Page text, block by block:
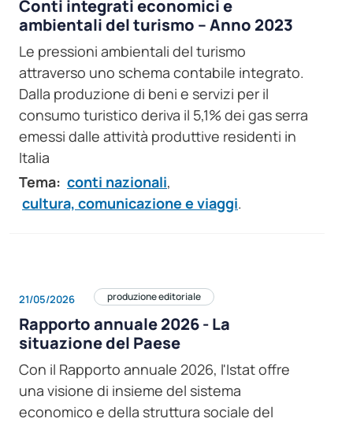
Conti integrati economici e
ambientali del turismo – Anno 2023
Le pressioni ambientali del turismo
attraverso uno schema contabile integrato.
Dalla produzione di beni e servizi per il
consumo turistico deriva il 5,1% dei gas serra
emessi dalle attività produttive residenti in
Italia
Tema: conti nazionali,
cultura, comunicazione e viaggi.
21/05/2026 produzione editoriale
Rapporto annuale 2026 - La
situazione del Paese
Con il Rapporto annuale 2026, l'Istat offre
una visione di insieme del sistema
economico e della struttura sociale del